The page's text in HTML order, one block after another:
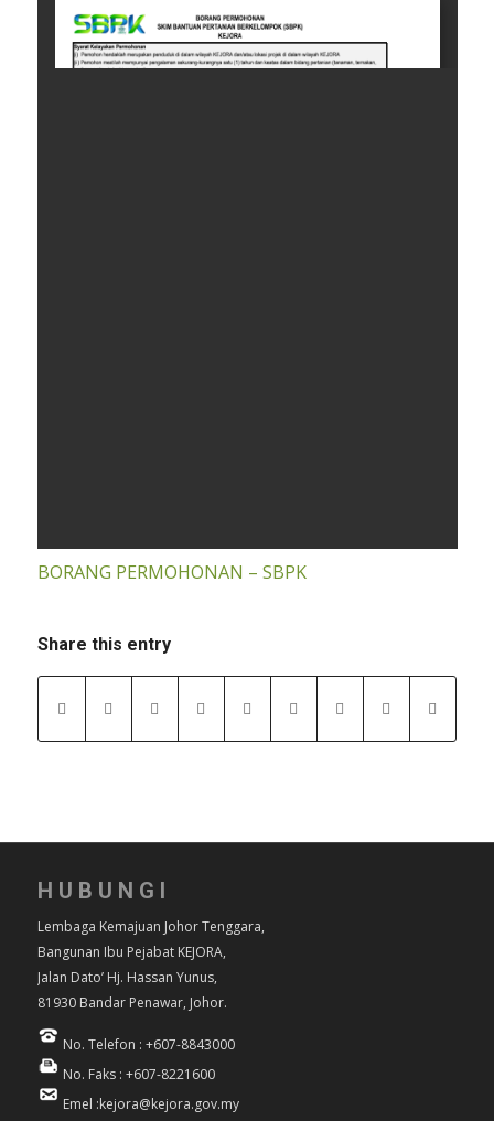
BORANG PERMOHONAN – SBPK
Share this entry
HUBUNGI
Lembaga Kemajuan Johor Tenggara,
Bangunan Ibu Pejabat KEJORA,
Jalan Dato’ Hj. Hassan Yunus,
81930 Bandar Penawar, Johor.
No. Telefon : +607-8843000
No. Faks : +607-8221600
Emel :kejora@kejora.gov.my